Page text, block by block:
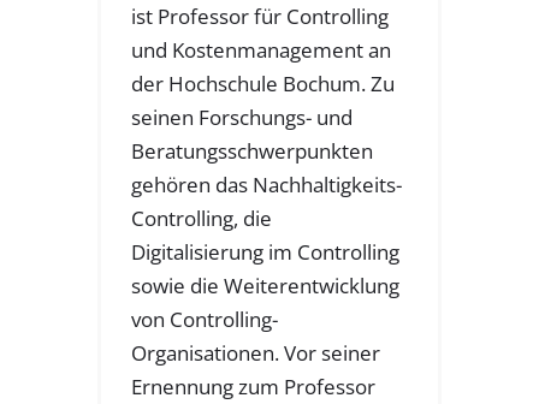
ist Professor für Controlling
und Kostenmanagement an
der Hochschule Bochum. Zu
seinen Forschungs- und
Beratungsschwerpunkten
gehören das Nachhaltigkeits-
Controlling, die
Digitalisierung im Controlling
sowie die Weiterentwicklung
von Controlling-
Organisationen. Vor seiner
Ernennung zum Professor